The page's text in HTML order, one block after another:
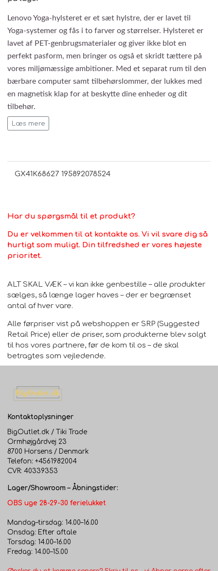
Lenovo Yoga-hylsteret er et sæt hylstre, der er lavet til
Yoga-systemer og fås i to farver og størrelser. Hylsteret er
lavet af PET-genbrugsmaterialer og giver ikke blot en
perfekt pasform, men bringer os også et skridt tættere på
vores miljømæssige ambitioner. Med et separat rum til den
bærbare computer samt tilbehørslommer, der lukkes med
en magnetisk klap for at beskytte dine enheder og dit
tilbehør.
Vigtige oplysninger:
elegance of Yoga flagship systems
Easy-to-use magnetic closure always keeps your
for small accessories and cords
Læs mere
GX41K68627 195892078524
Har du spørgsmål til et produkt?
Du er velkommen til at kontakte os. Vi vil svare dig så
hurtigt som muligt. Din tilfredshed er vores højeste
prioritet.
ALT SKAL VÆK – vi kan ikke genbestille – alle produkter
sælges, så længe lager haves – der er begrænset
antal af hver vare.
Alle førpriser vist på webshoppen er SRP (Suggested
Retail Price) eller de priser, som produkterne blev solgt
til hos vores partnere, før de kom til os – de skal
betragtes som vejledende.
Kontaktoplysninger
BigOutlet.dk / Tiki Trade
Ormhøjgårdvej 23
8700 Horsens / Denmark
Telefon: +4561982004
CVR: 40339353
Lager/Showroom – Åbningstider:
OBS uge 28-29-30 ferielukket
Mandag–tirsdag: 14.00–16.00
Onsdag: Efter aftale
Torsdag: 14.00–16.00
Fredag: 14.00–15.00